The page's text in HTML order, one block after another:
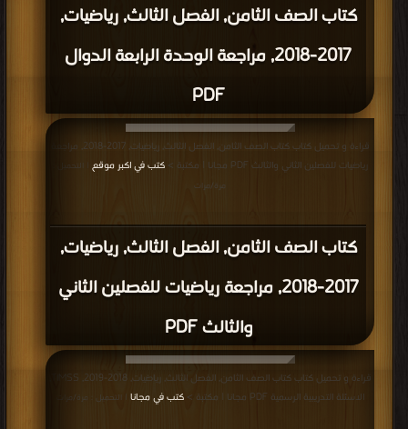
كتاب الصف الثامن, الفصل الثالث, رياضيات,
2017-2018, مراجعة الوحدة الرابعة الدوال
PDF
كتاب الصف الثامن, الفصل الثالث, رياضيات,
2017-2018, مراجعة رياضيات للفصلين الثاني
والثالث PDF
قراءة و تحميل كتاب كتاب الصف الثامن, الفصل الثالث, رياضيات, 2017-2018, مراجعة
رياضيات للفصلين الثاني والثالث PDF مجانا | مكتبة >
كتب في اكبر موقع
| التحميل :
مرة/مرات
الاسئلة التدريبية الرسمية PDF مجانا | مكتبة >
كتب في مجانا | التحميل : مرة/مرات